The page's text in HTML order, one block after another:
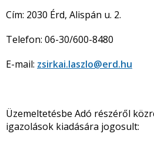
Cím: 2030 Érd, Alispán u. 2.
Telefon: 06-30/600-8480
E-mail: zsirkai.laszlo@erd.hu
Üzemeltetésbe Adó részéről
igazolások kiadására jogosult: